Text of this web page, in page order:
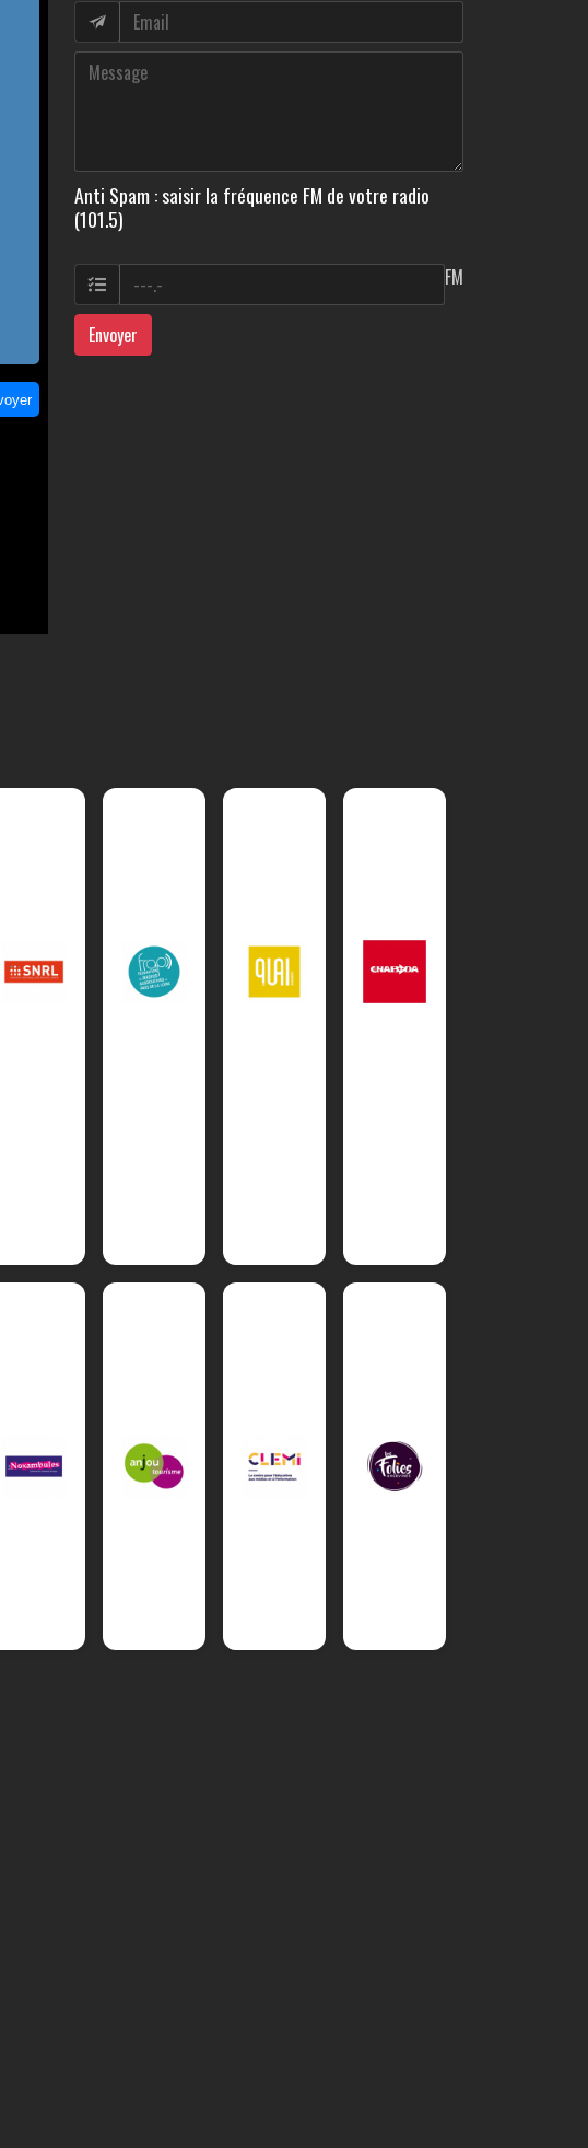
Anti Spam : saisir la fréquence FM de votre radio
(101.5)
FM
Envoyer